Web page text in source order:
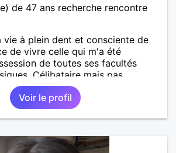
de 47 ans recherche rencontre
vie à plein dent et consciente de
de vivre celle qui m'a été
de toutes ses facultés
Célibataire mais pas
une vie bien remplie. Je ne suis
dépit, ni en tant que
la Femme Divorcée Mal dans sa
Voir le profil